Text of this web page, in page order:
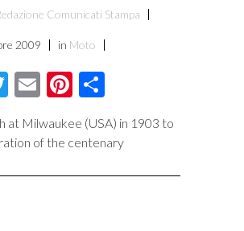
Comunicati Stampa
2009 in Moto
Twitter
EmailPinterest
at Milwaukee (USA) in 1903 to
of the centenary